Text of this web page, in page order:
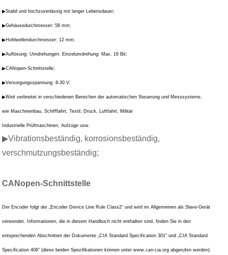
▶Stabil und hochzuverlässig mit langer Lebensdauer;
▶Gehäusedurchmesser: 58 mm;
▶Hohlwellendurchmesser: 12 mm;
▶Auflösung: Umdrehungen: Einzelumdrehung: Max. 16 Bit;
▶CANopen-Schnittstelle;
▶Versorgungsspannung: 8-30 V;
▶Weit verbreitet in verschiedenen Bereichen der automatischen Steuerung und Messsysteme,
wie Maschinenbau, Schifffahrt, Textil, Druck, Luftfahrt, Militär
Industrielle Prüfmaschinen, Aufzüge usw.
▶Vibrationsbeständig, korrosionsbeständig,
verschmutzungsbeständig;
CANopen-Schnittstelle
Der Encoder folgt der „Encoder Device Line Rule Class2“ und wird im Allgemeinen als Slave-Gerät
verwendet. Informationen, die in diesem Handbuch nicht enthalten sind, finden Sie in den
entsprechenden Abschnitten der Dokumente „CIA Standard Specification 301“ und „CIA Standard
Specification 406“ (diese beiden Spezifikationen können unter www.can-cia.org abgerufen werden).